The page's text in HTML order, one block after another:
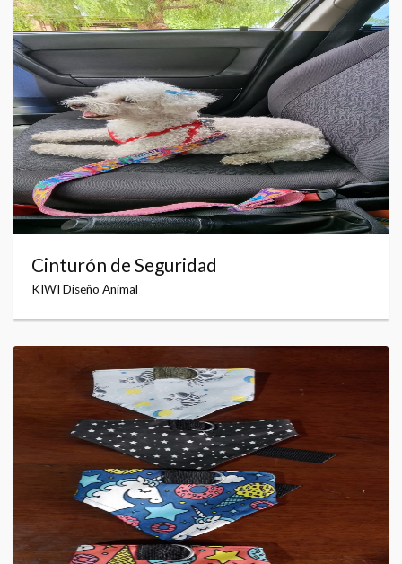
Cinturón de Seguridad
KIWI Diseño Animal